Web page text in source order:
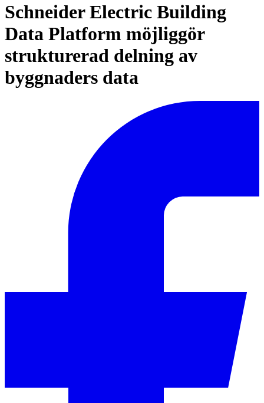
Schneider Electric Building
Data Platform möjliggör
strukturerad delning av
byggnaders data